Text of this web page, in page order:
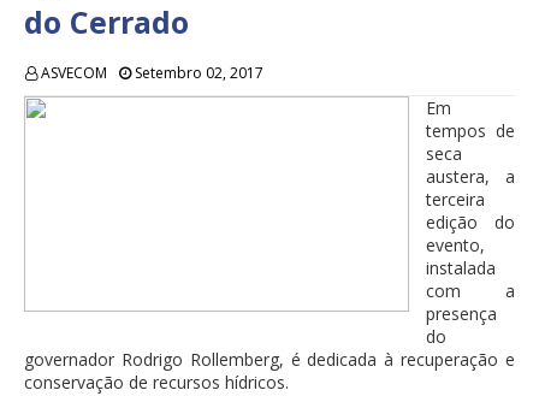
do Cerrado
ASVECOM Setembro 02, 2017
Em
tempos de
seca
austera, a
terceira
edição do
evento,
instalada
com a
presença
do
governador Rodrigo Rollemberg, é dedicada à recuperação e
conservação de recursos hídricos.